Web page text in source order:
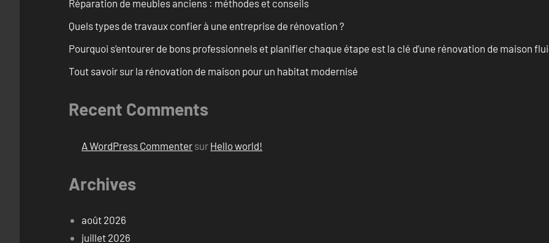
Réparation de meubles anciens : méthodes et conseils
Quels types de travaux confier à une entreprise de rénovation ?
Pourquoi s’entourer de bons professionnels et planifier chaque étape est la clé d’une rénovation de maison
Tout savoir sur la rénovation de maison pour un habitat modernisé
Recent Comments
A WordPress Commenter sur Hello world!
Archives
août 2026
juillet 2026